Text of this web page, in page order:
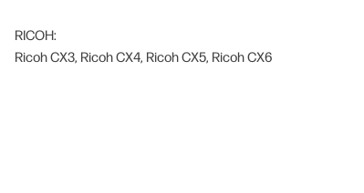
RICOH:
Ricoh CX3, Ricoh CX4, Ricoh CX5, Ricoh CX6